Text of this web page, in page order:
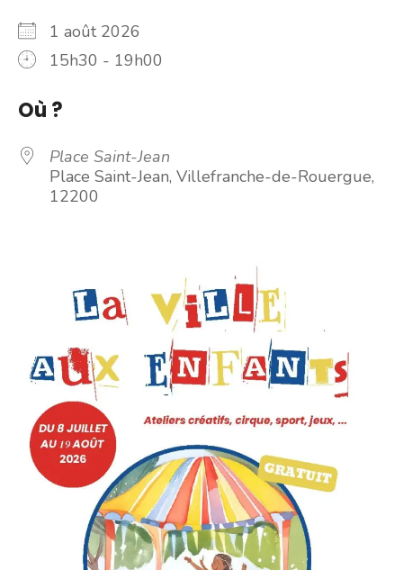
1 août 2026
15h30 - 19h00
Où ?
Place Saint-Jean
Place Saint-Jean, Villefranche-de-Rouergue,
12200